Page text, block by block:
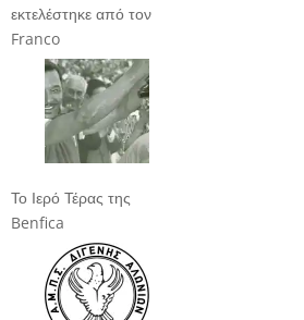
εκτελέστηκε από τον
Franco
Το Ιερό Τέρας της
Benfica